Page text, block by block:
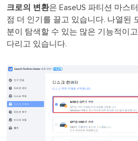
크로의 변환은 EaseUS 파티션 마스
점 더 인기를 끌고 있습니다. 나열된
분이 탐색할 수 있는 많은 기능적이
다리고 있습니다.